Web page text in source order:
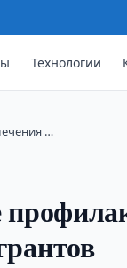
Технологии
…